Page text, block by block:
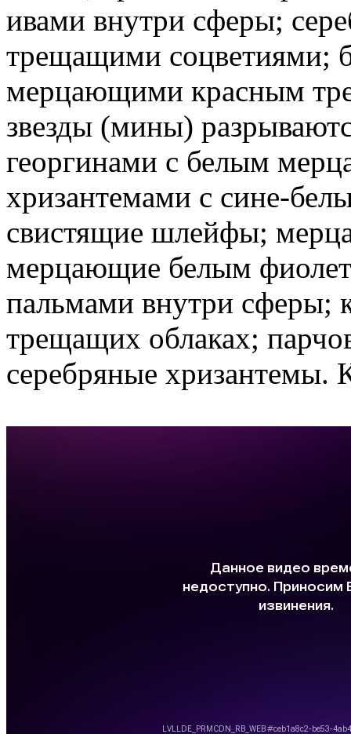
ивами внутри сферы;
трещащими соцветиями;
мерцающими красным
звезды (мины)
георгинами с белым
хризантемами с сине-
свистящие шлейфы;
мерцающие белым
пальмами внутри сферы;
трещащих облаках;
серебряные